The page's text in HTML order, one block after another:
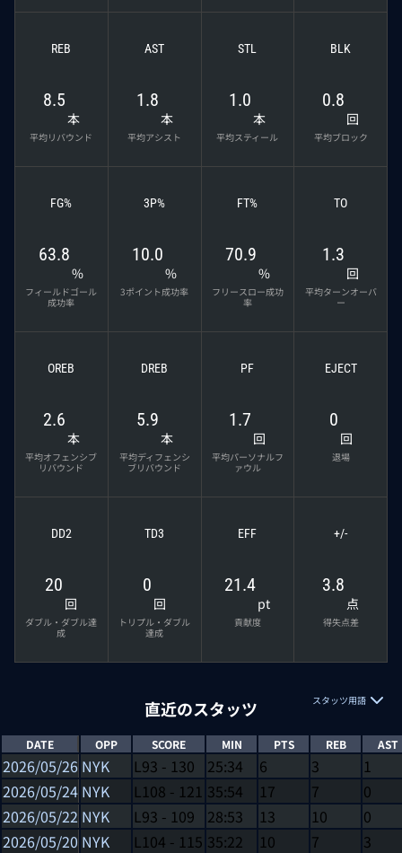
REB
8.5
本
平均リバウンド
AST
1.8
本
平均アシスト
STL
1.0
本
平均スティール
BLK
0.8
回
平均ブロック
FG%
63.8
%
フィールドゴール
成功率
3P%
10.0
%
3ポイント成功率
FT%
70.9
%
フリースロー成功
率
TO
1.3
回
平均ターンオーバ
ー
OREB
2.6
本
平均オフェンシブ
リバウンド
DREB
5.9
本
平均ディフェンシ
ブリバウンド
PF
1.7
回
平均パーソナルフ
ァウル
EJECT
0
回
退場
DD2
20
回
ダブル・ダブル達
成
TD3
0
回
トリプル・ダブル
達成
EFF
21.4
pt
貢献度
+/-
3.8
点
得失点差
直近のスタッツ スタッツ用語
DATE OPP SCORE MIN PTS REB AST
2026/05/26 NYK L93 - 130 25:34 6 3
1
2026/05/24 NYK L108 - 121 35:54 17 7
0
2026/05/22 NYK L93 - 109 28:53 13 10
0
2026/05/20 NYK L104 - 115 35:22 10 7
3